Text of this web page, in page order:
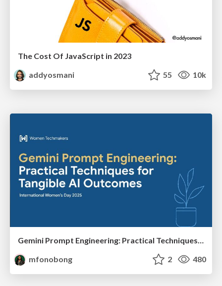
The Cost Of JavaScript in 2023
addyosmani
55 10k
Gemini Prompt Engineering: Practical Techniques for Tangible AI Outcomes
mfonobong
2 480